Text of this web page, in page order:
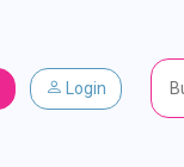
Login